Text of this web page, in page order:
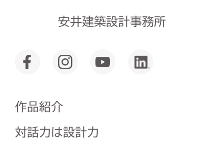
安井建築設計事務所
作品紹介
対話力は設計力